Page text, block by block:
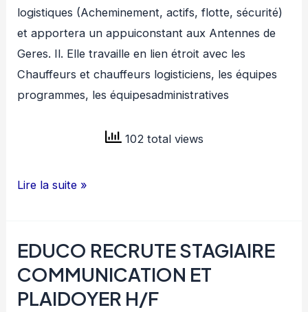
logistiques (Acheminement, actifs, flotte, sécurité)
et apportera un appuiconstant aux Antennes de
Geres. Il. Elle travaille en lien étroit avec les
Chauffeurs et chauffeurs logisticiens, les équipes
programmes, les équipesadministratives
102 total views
GERES
LOGISTIQUE
H/F
Lire la suite »
EDUCO RECRUTE STAGIAIRE
COMMUNICATION ET
PLAIDOYER H/F